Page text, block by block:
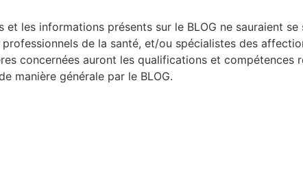
les informations présents sur le BLOG ne sauraient
de la santé, et/ou spécialistes des
concernées auront les qualifications et compétences
manière générale par le BLOG.